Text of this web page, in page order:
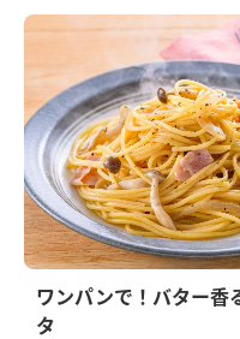
ワンパンで！バター香
タ